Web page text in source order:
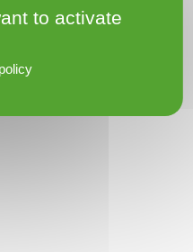
to activate